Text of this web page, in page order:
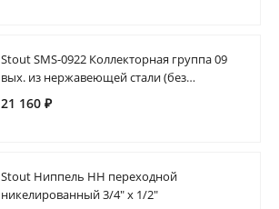
Stout SMS-0922 Коллекторная группа 09
вых. из нержавеющей стали (без
расходомеров)
21 160 ₽
Stout Ниппель НН переходной
никелированный 3/4" х 1/2"